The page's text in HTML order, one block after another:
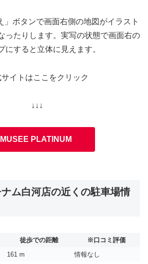
」ボタンで画面右側の地図がイラスト
ったりします。実写の状態で画面右の
にすると立体に見えます。
イトはここをクリック
↓↓↓
MUSEE PLATINUM
ム白河店の近くの駐車場情
徒歩での距離
※口コミ評価
161 m
情報なし